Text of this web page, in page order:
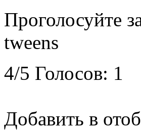
Проголосуйте
tweens
4/5 Голосов: 1
Добавить в